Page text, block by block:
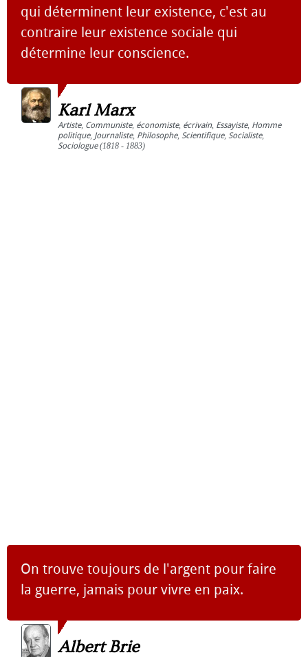
qui déterminent leur existence, c'est au
contraire leur existence sociale qui
détermine leur conscience.
Karl Marx
Artiste, Communiste, économiste, écrivain, Essayiste, Homme
politique, Journaliste, Philosophe, Scientifique, Socialiste,
Sociologue(1818 - 1883)
On trouve toujours de l'argent pour faire
la guerre, jamais pour vivre en paix.
Albert Brie